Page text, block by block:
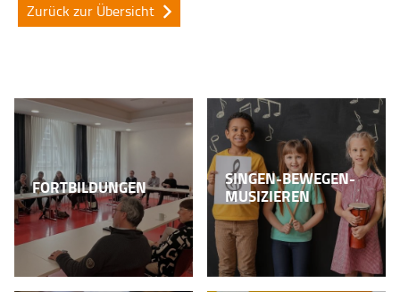
Zurück zur Übersicht
FORTBILDUNGEN
SINGEN-BEWEGEN-
MUSIZIEREN